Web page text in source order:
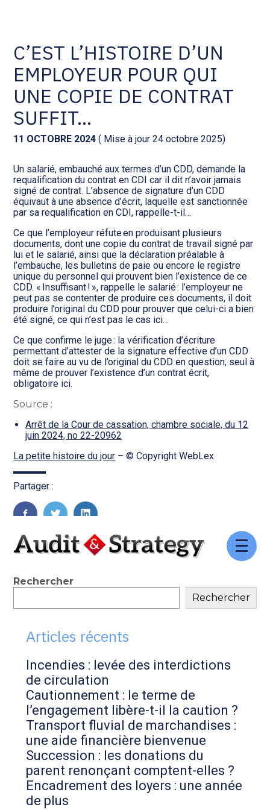
Aller
Social et ressources humaines
Assistance juridique
Pilotage d’entreprise
Audit légal
Gestion de patrimoine
Procédures collectives
Transition numérique
Tenue de votre comptabilité :
ACD
Facturation et pilotage :
EVOLIZ
Analyse et tableau de bord :
WAIBI
Gérer vos ressources
humaines : SILAE
C’EST L’HISTOIRE D’UN
EMPLOYEUR POUR QUI
UNE COPIE DE CONTRAT
SUFFIT…
11 OCTOBRE 2024 ( Mise à jour 24 octobre 2025)
Un salarié, embauché aux termes d’un CDD, demande la
requalification du contrat en CDI car il dit n’avoir jamais
signé de contrat. L’absence de signature d’un CDD
équivaut à une absence d’écrit, laquelle est sanctionnée
par sa requalification en CDI, rappelle-t-il…
Ce que l’employeur réfute en produisant plusieurs
documents, dont une copie du contrat de travail signé par
lui et le salarié, ainsi que la déclaration préalable à
l’embauche, les bulletins de paie ou encore le registre
unique du personnel qui prouvent bien l’existence de ce
CDD. « Insuffisant ! », rappelle le salarié : l’employeur ne
peut pas se contenter de produire ces documents, il doit
produire l’original du CDD pour prouver que celui-ci a bien
été signé, ce qui n’est pas le cas ici…
Ce que confirme le juge : la vérification d’écriture
permettant d’attester de la signature effective d’un CDD
doit se faire au vu de l’original du CDD en question, seul à
même de prouver l’existence d’un contrat écrit,
obligatoire ici.
Source :
Arrêt de la Cour de cassation, chambre sociale, du 12
juin 2024, no 22-20962
La petite histoire du jour – © Copyright WebLex
Partager :
Blog
sidebar
Rechercher
Rechercher
Articles récents
Incendies : levée des interdictions
de circulation
Cautionnement : le terme de
l’engagement libère-t-il la caution ?
Transport fluvial de marchandises :
une aide financière bienvenue
Succession : les donations du
parent renonçant comptent-elles ?
Encadrement des loyers : une année
de plus